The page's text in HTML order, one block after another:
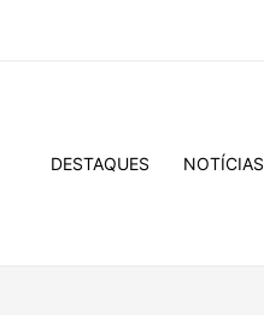
DESTAQUES NOTÍCIAS